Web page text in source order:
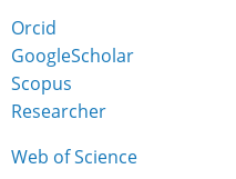
Orcid
GoogleScholar
Scopus
Researcher
Web of Science